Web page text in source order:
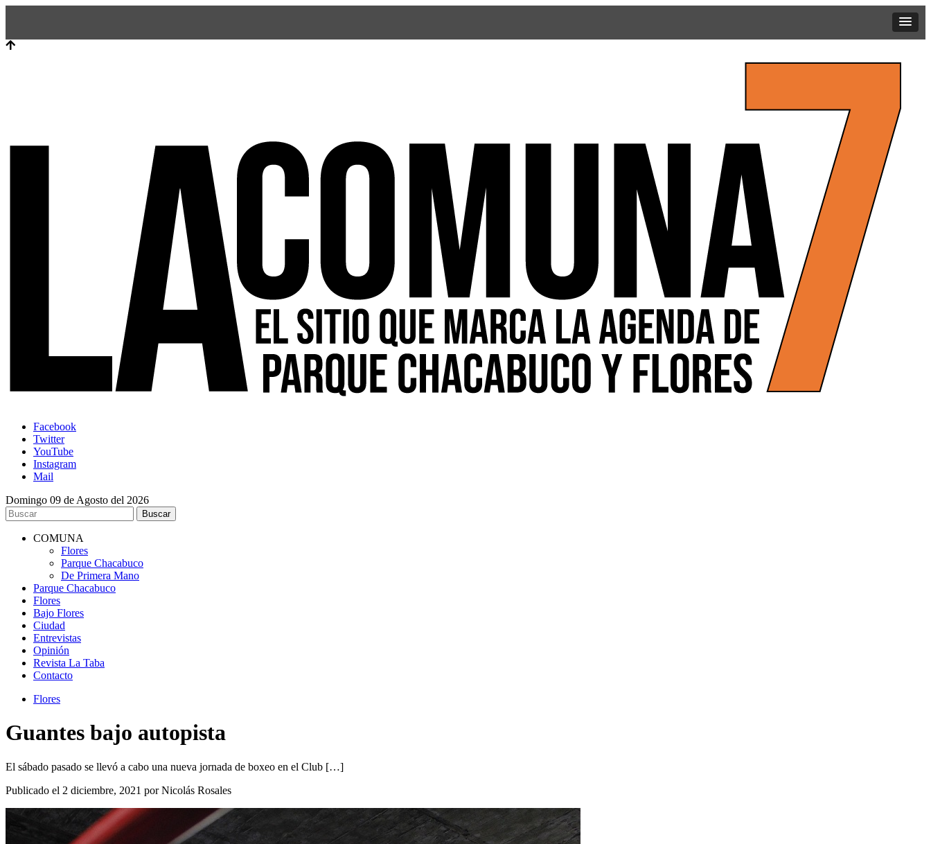
Facebook
Twitter
YouTube
Instagram
Mail
Domingo 09 de Agosto del 2026
COMUNA
Flores
Parque Chacabuco
De Primera Mano
Parque Chacabuco
Flores
Bajo Flores
Ciudad
Entrevistas
Opinión
Revista La Taba
Contacto
Flores
Guantes bajo autopista
El sábado pasado se llevó a cabo una nueva jornada de boxeo en el Club […]
Publicado el 2 diciembre, 2021 por Nicolás Rosales